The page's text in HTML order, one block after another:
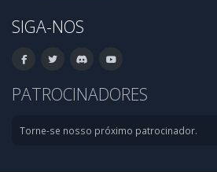
SIGA-NOS
PATROCINADORES
Torne-se nosso próximo patrocinador.